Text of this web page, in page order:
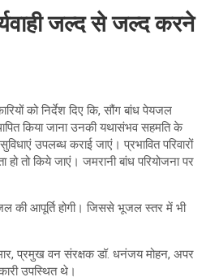
जल्द से जल्द करने
निर्देश दिए कि, सौंग बांध पेयजल
किया जाना उनकी यथासंभव सहमति के
उपलब्ध कराई जाएं। प्रभावित परिवारों
तो किये जाएं। जमरानी बांध परियोजना पर
की आपूर्ति होगी। जिससे भूजल स्तर में भी
प्रमुख वन संरक्षक डॉ. धनंजय मोहन, अपर
उपस्थित थे।